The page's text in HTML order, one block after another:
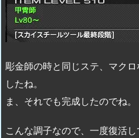
彫金師の時と同じステ、マク
したね。
ま、それでも完成したのでね。
こんな調子なので、一度復活